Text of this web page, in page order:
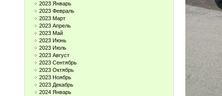
2023 Январь
2023 Февраль
2023 Март
2023 Апрель
2023 Май
2023 Июнь
2023 Июль
2023 Август
2023 Сентябрь
2023 Октябрь
2023 Ноябрь
2023 Декабрь
2024 Январь